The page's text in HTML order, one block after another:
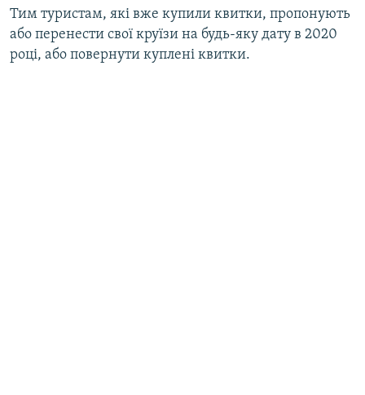
Тим туристам, які вже купили квитки, пропонують
або перенести свої круїзи на будь-яку дату в 2020
році, або повернути куплені квитки.